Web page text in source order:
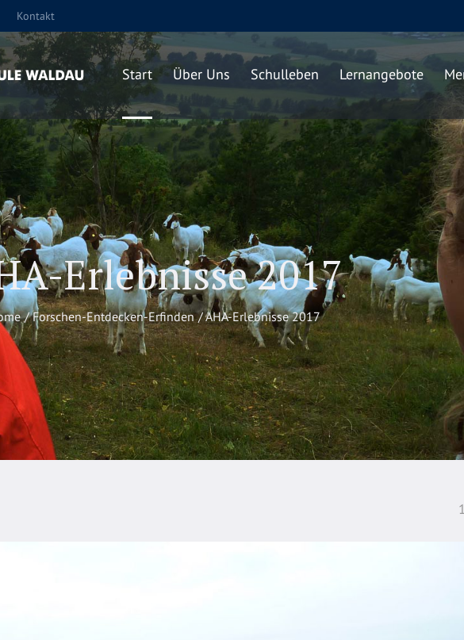
Kontakt
Start Über Uns Schulleben Lernangebote
Erlebnisse 2017
/Forschen-Entdecken-Erfinden /AHA-Erlebnisse 2017